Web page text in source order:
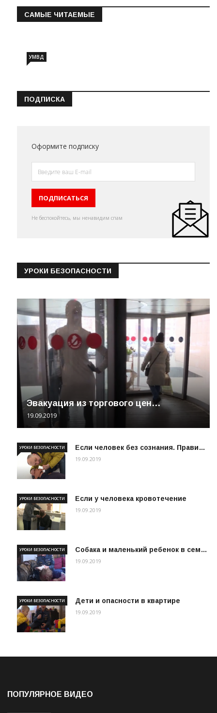
САМЫЕ ЧИТАЕМЫЕ
УМВД
ПОДПИСКА
Оформите подписку
Не беспокойтесь, мы ненавидим спам
УРОКИ БЕЗОПАСНОСТИ
Эвакуация из торгового цен…
19.09.2019
Если человек без сознания. Прави…
УРОКИ БЕЗОПАСНОСТИ
19.09.2019
Если у человека кровотечение
УРОКИ БЕЗОПАСНОСТИ
19.09.2019
Собака и маленький ребенок в сем…
УРОКИ БЕЗОПАСНОСТИ
19.09.2019
Дети и опасности в квартире
УРОКИ БЕЗОПАСНОСТИ
19.09.2019
ПОПУЛЯРНОЕ ВИДЕО